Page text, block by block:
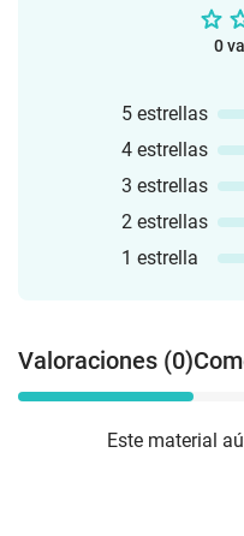
0
5 estrellas
4 estrellas
3 estrellas
2 estrellas
1 estrella
Valoraciones (0)
Este material